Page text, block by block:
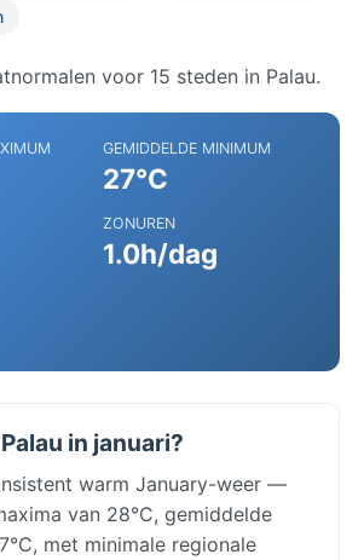
voor 15 steden in Palau.
GEMIDDELDE MINIMUM
27°C
ZONUREN
1.0h/dag
in januari?
warm January-weer —
van 28°C, gemiddelde
met minimale regionale